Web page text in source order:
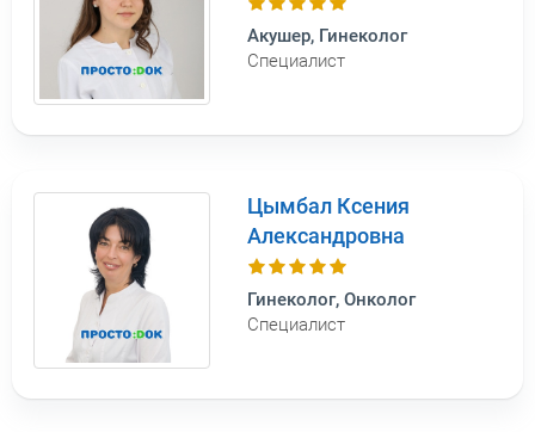
Акушер, Гинеколог
Специалист
Цымбал Ксения
Александровна
Гинеколог, Онколог
Специалист